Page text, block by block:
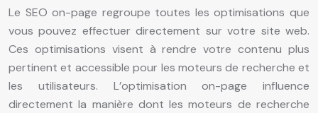
Le SEO on-page regroupe toutes les optimisations que
vous pouvez effectuer directement sur votre site web.
Ces optimisations visent à rendre votre contenu plus
pertinent et accessible pour les moteurs de recherche et
les utilisateurs. L’optimisation on-page influence
directement la manière dont les moteurs de recherche